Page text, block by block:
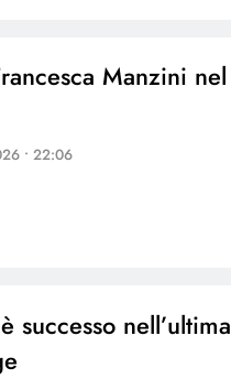
Manzini
• 22:06
successo